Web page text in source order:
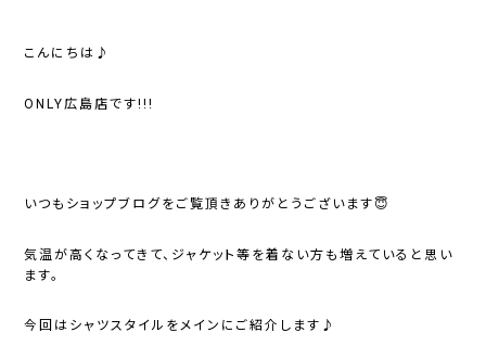
こんにちは♪
ONLY広島店です!!!
いつもショップブログをご覧頂きありがとうございます😇
気温が高くなってきて、ジャケット等を着ない方も増えていると思い
ます。
今回は シャツスタイル をメインにご紹介します♪